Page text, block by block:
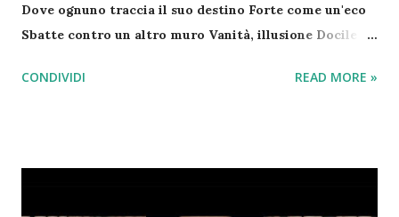
Dove ognuno traccia il suo destino Forte come un'eco
Sbatte contro un altro muro Vanità, illusione Docile si
altro imbroglio e tu lo chiami amore E mi spacca il
CONDIVIDI READ MORE »